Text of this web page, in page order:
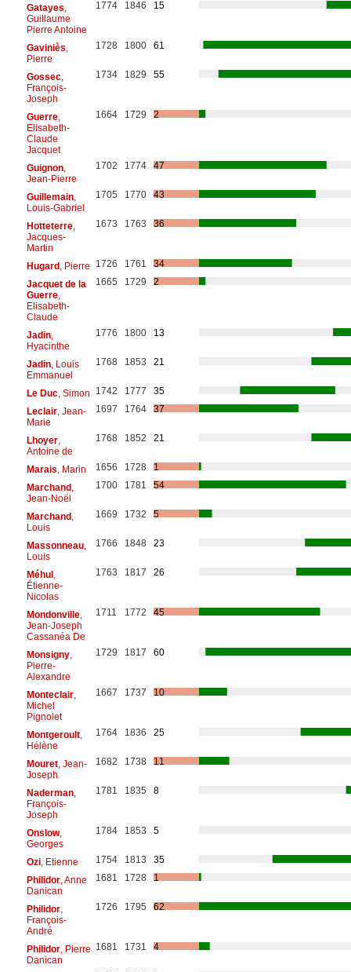
Gatayes
Guillaume
Pierre Antoine
1774 1846 15
Gaviniès
Pierre
1728 1800 61
Gossec,
François-
Joseph
1734 1829 55
Guerre,
Elisabeth-
Claude
Jacquet
1664 1729 2
Guignon,
Jean-Pierre
1702 1774 47
Guillemain,
Louis-Gabriel
1705 1770 43
Hotteterre,
Jacques-
Martin
1673 1763 36
Hugard, Pierre 1726 1761
34
Jacquet de la
Guerre,
Elisabeth-
Claude
1665 1729 2
Jadin,
Hyacinthe
1776 1800 13
Jadin, Louis
Emmanuel
1768 1853 21
Le Duc, Simon 1742 1777
35
Leclair, Jean-
Marie
1697 1764 37
Lhoyer,
Antoine de
1768 1852 21
Marais , Marin 1656 1728
1
Marchand,
Jean-Noël
1700 1781 54
Marchand,
Louis
1669 1732 5
Massonneau,
Louis
1766 1848 23
Méhul,
Étienne-
Nicolas
1763 1817 26
Mondonville,
Jean-Joseph
Cassanéa De
1711 1772 45
Monsigny,
Pierre-
Alexandre
1729 1817 60
Monteclair,
Michel
Pignolet
1667 1737 10
Montgeroult,
Hélène
1764 1836 25
Mouret, Jean-
Joseph
1682 1738 11
Naderman,
François-
Joseph
1781 1835 8
Onslow,
Georges
1784 1853 5
Ozi, Etienne 1754 1813
35
Philidor, Anne
Danican
1681 1728 1
Philidor,
François-
André
1726 1795 62
Philidor, Pierre
Danican
1681 1731 4